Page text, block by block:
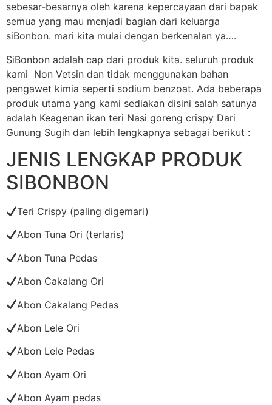
sebesar-besarnya oleh karena kepercayaan dari bapak
semua yang mau menjadi bagian dari keluarga
siBonbon. mari kita mulai dengan berkenalan ya….
SiBonbon adalah cap dari produk kita. seluruh produk
kami Non Vetsin dan tidak menggunakan bahan
pengawet kimia seperti sodium benzoat. Ada beberapa
produk utama yang kami sediakan disini salah satunya
adalah Keagenan ikan teri Nasi goreng crispy Dari
Gunung Sugih dan lebih lengkapnya sebagai berikut :
JENIS LENGKAP PRODUK
SIBONBON
Teri Crispy (paling digemari)
Abon Tuna Ori (terlaris)
Abon Tuna Pedas
Abon Cakalang Ori
Abon Cakalang Pedas
Abon Lele Ori
Abon Lele Pedas
Abon Ayam Ori
Abon Ayam pedas